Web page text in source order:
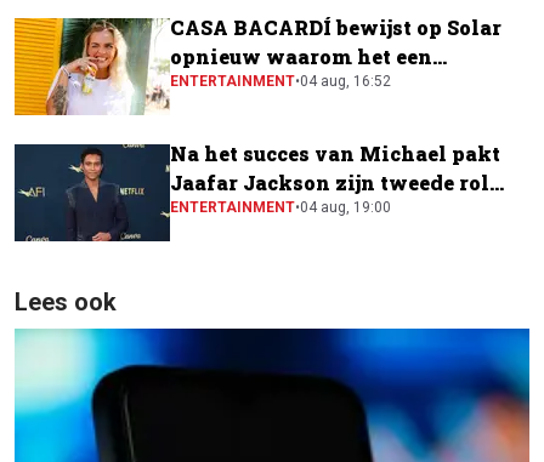
CASA BACARDÍ bewijst op Solar
opnieuw waarom het een
festivalfavoriet is
ENTERTAINMENT•04 aug, 16:52
Na het succes van Michael pakt
Jaafar Jackson zijn tweede rol
naast Will Smith
ENTERTAINMENT•04 aug, 19:00
Lees ook